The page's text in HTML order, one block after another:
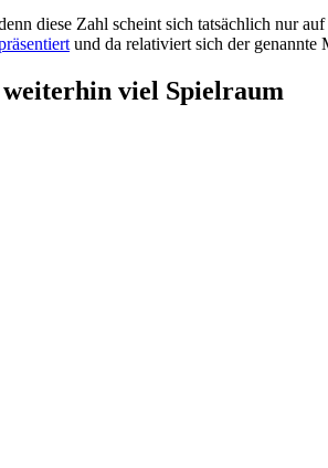
diese Zahl scheint sich tatsächlich nur
und da relativiert sich der genannte
viel Spielraum